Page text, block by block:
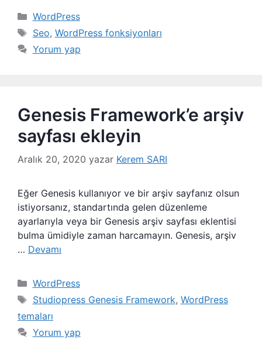
Kategoriler
WordPress
Etiketler
Seo, WordPress fonksiyonları
Yorum yap
Genesis Framework’e arşiv
sayfası ekleyin
Aralık 20, 2020 yazar Kerem SARI
Eğer Genesis kullanıyor ve bir arşiv sayfanız olsun
istiyorsanız, standartında gelen düzenleme
ayarlarıyla veya bir Genesis arşiv sayfası eklentisi
bulma ümidiyle zaman harcamayın. Genesis, arşiv
… Devamı
Kategoriler
WordPress
Etiketler
Studiopress Genesis Framework, WordPress
temaları
Yorum yap